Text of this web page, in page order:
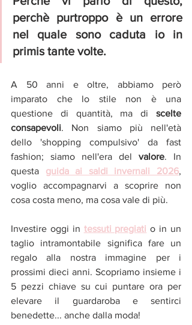
perchè purtroppo è un errore
nel quale sono caduta io in
primis tante volte.
A 50 anni e oltre, abbiamo però
imparato che lo stile non è una
questione di quantità, ma di scelte
consapevoli. Non siamo più nell'età
dello 'shopping compulsivo' da fast
fashion; siamo nell'era del valore. In
questa guida ai saldi invernali 2026,
voglio accompagnarvi a scoprire non
cosa costa meno, ma cosa vale di più.
Investire oggi in tessuti pregiati o in un
taglio intramontabile significa fare un
regalo alla nostra immagine per i
prossimi dieci anni. Scopriamo insieme i
5 pezzi chiave su cui puntare ora per
elevare il guardaroba e sentirci
benedette... anche dalla moda!